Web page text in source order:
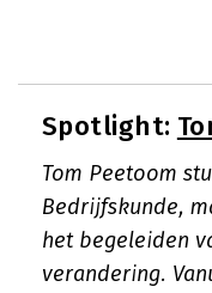
Spotlight:
Tom Peetoom
Bedrijfskunde,
het begeleiden
verandering.